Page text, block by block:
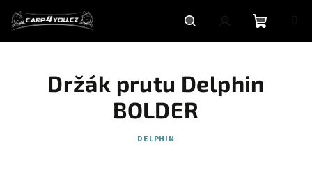
obsah
HledatPřihlášeníNákupní
košík
Držák prutu Delphin
BOLDER
DELPHIN